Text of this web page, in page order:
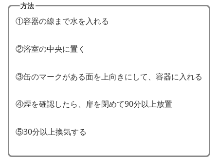
方法
①容器の線まで水を入れる
②浴室の中央に置く
③缶のマークがある面を上向きにして、容器に入れる
④煙を確認したら、扉を閉めて90分以上放置
⑤30分以上換気する